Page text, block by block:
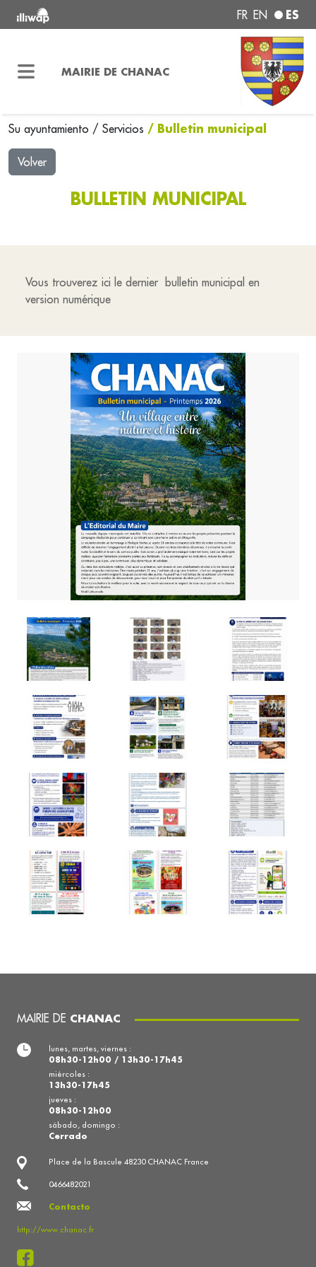
FR EN ES
MAIRIE DE CHANAC
Su ayuntamiento / Servicios / Bulletin municipal
Volver
BULLETIN MUNICIPAL
Vous trouverez ici le dernier bulletin municipal en
version numérique
MAIRIE DE CHANAC
Place de la Bascule 48230 CHANAC France
0466482021
Contacto
http://www.chanac.fr
lunes, martes, viernes :
08h30-12h00 / 13h30-17h45
miércoles :
13h30-17h45
jueves :
08h30-12h00
sábado, domingo :
Cerrado